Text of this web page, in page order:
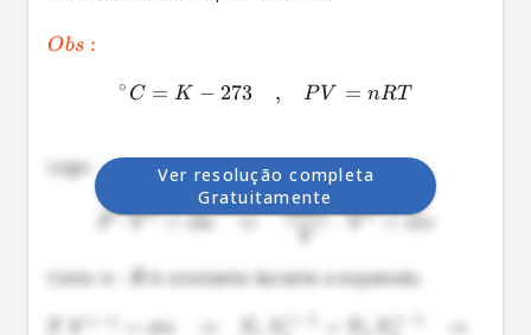
Obs :
∘ C = K − 273 , P V = nRT
Logo:
P ⋅ V γ = cte ⇒
V
nRT
⋅ V γ = c
Como R
Ver resolução completa
Gratuitamente